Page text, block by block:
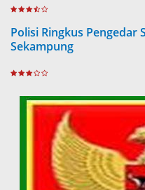
Polisi Ringkus Pengedar
Sekampung